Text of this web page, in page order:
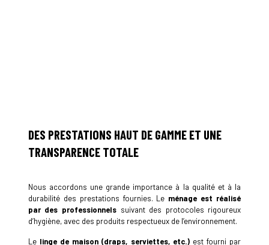
DES PRESTATIONS HAUT DE GAMME ET UNE
TRANSPARENCE TOTALE
Nous accordons une grande importance à la qualité et à la
durabilité des prestations fournies. Le ménage est réalisé
par des professionnelssuivant des protocoles rigoureux
d’hygiène, avec des produits respectueux de l’environnement.
Le linge de maison (draps, serviettes, etc.)est fourni par